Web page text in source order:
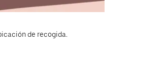
de recogida.